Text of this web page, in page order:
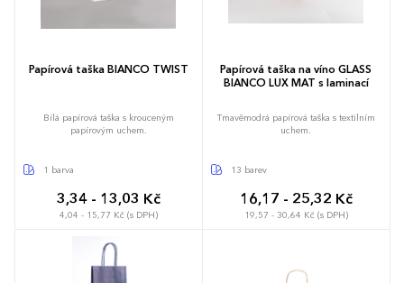
Papírová taška BIANCO TWIST
Bílá papírová taška s krouceným
papírovým uchem.
1 barva
3,34 - 13,03 Kč
4,04 - 15,77 Kč (s DPH)
Papírová taška na víno GLASS
BIANCO LUX MAT s laminací
Tmavěmodrá papírová taška s textilním
uchem.
13 barev
16,17 - 25,32 Kč
19,57 - 30,64 Kč (s DPH)